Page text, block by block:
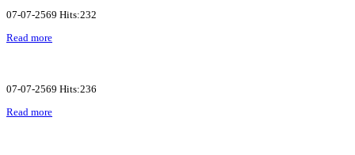
07-07-2569 Hits:232
Read more
07-07-2569 Hits:236
Read more